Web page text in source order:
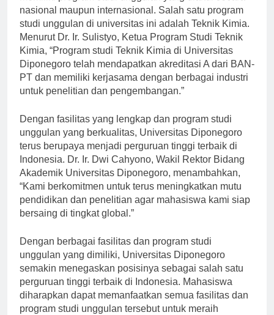
memiliki program studi unggulan yang diakui secara
nasional maupun internasional. Salah satu program
studi unggulan di universitas ini adalah Teknik Kimia.
Menurut Dr. Ir. Sulistyo, Ketua Program Studi Teknik
Kimia, “Program studi Teknik Kimia di Universitas
Diponegoro telah mendapatkan akreditasi A dari BAN-
PT dan memiliki kerjasama dengan berbagai industri
Dengan fasilitas yang lengkap dan program studi
unggulan yang berkualitas, Universitas Diponegoro
terus berupaya menjadi perguruan tinggi terbaik di
Indonesia. Dr. Ir. Dwi Cahyono, Wakil Rektor Bidang
Akademik Universitas Diponegoro, menambahkan,
“Kami berkomitmen untuk terus meningkatkan mutu
pendidikan dan penelitian agar mahasiswa kami siap
Dengan berbagai fasilitas dan program studi
unggulan yang dimiliki, Universitas Diponegoro
semakin menegaskan posisinya sebagai salah satu
perguruan tinggi terbaik di Indonesia. Mahasiswa
diharapkan dapat memanfaatkan semua fasilitas dan